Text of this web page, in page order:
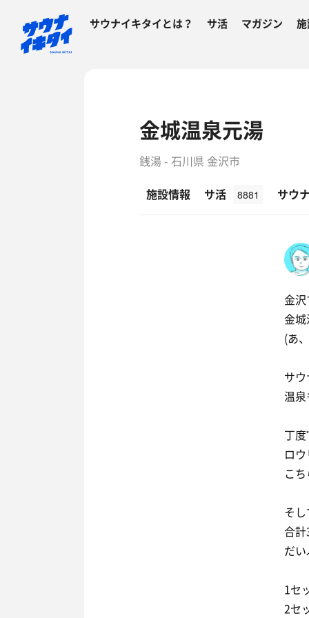
サウナイキタイとは？ サ活 マガジン
金城温泉元湯
銭湯 - 石川県 金沢市
施設情報
サ活 8881 サウ
金
金
(あ
サ
温
丁
ロ
こ
そ
合
だ
1セ
2セ